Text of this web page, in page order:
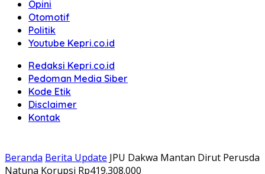
Opini
Otomotif
Politik
Youtube Kepri.co.id
Redaksi Kepri.co.id
Pedoman Media Siber
Kode Etik
Disclaimer
Kontak
Beranda Berita Update JPU Dakwa Mantan Dirut Perusda
Natuna Korupsi Rp419.308.000